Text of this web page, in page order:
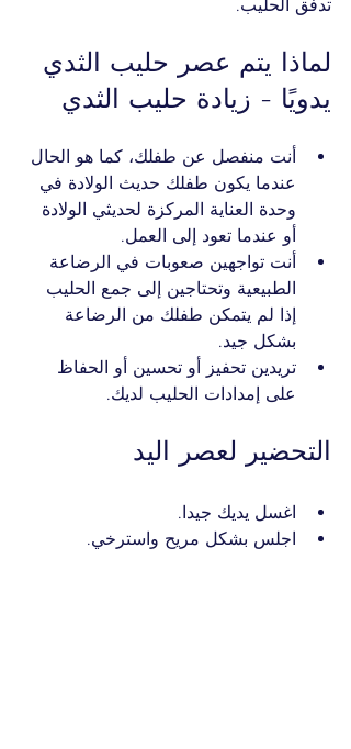
تدفق الحليب.
لماذا يتم عصر حليب الثدي
يدويًا - زيادة حليب الثدي
أنت منفصل عن طفلك، كما هو الحال
عندما يكون طفلك حديث الولادة في
وحدة العناية المركزة لحديثي الولادة
أو عندما تعود إلى العمل.
أنت تواجهين صعوبات في الرضاعة
الطبيعية وتحتاجين إلى جمع الحليب
إذا لم يتمكن طفلك من الرضاعة
بشكل جيد.
تريدين تحفيز أو تحسين أو الحفاظ
على إمدادات الحليب لديك.
التحضير لعصر اليد
اغسل يديك جيدا.
اجلس بشكل مريح واسترخي.